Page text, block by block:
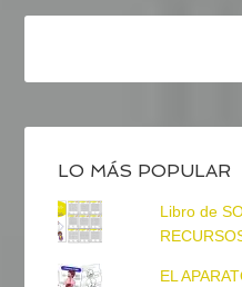
LO MÁS POPULAR
Libro de
EL